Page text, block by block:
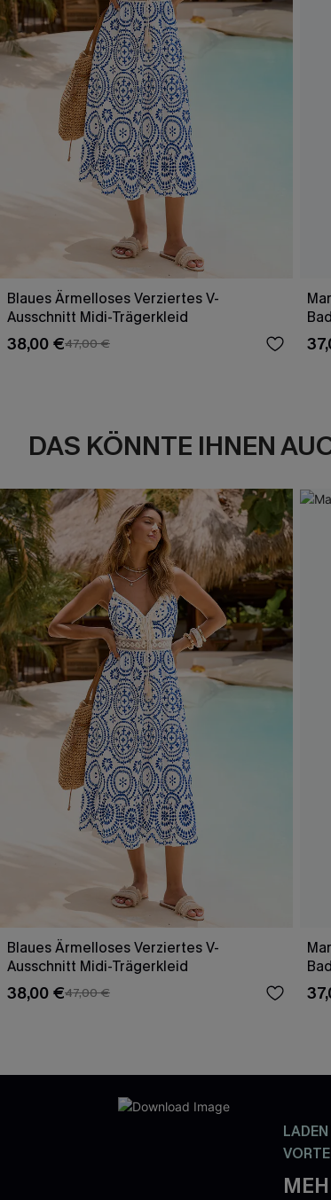
Blaues Ärmelloses Verziertes V-
Ausschnitt Midi-Trägerkleid
38,00 €47,00 €
DAS KÖNNTE IHNEN
Blaues Ärmelloses Verziertes V-
Ausschnitt Midi-Trägerkleid
38,00 €47,00 €